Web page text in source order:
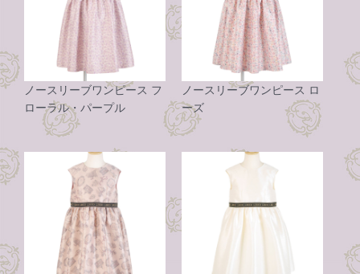
ノースリーブワンピース フ
ローラル・パープル
ノースリーブワンピース ロ
ーズ